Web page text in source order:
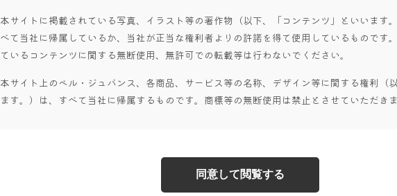
本サイトに掲載されている写真、イラスト等の著作物（以下、「コンテンツ」といいます
べて当社に帰属しているか、当社が正当な権利者よりの許諾を得て使用しているものです
ているコンテンツに関する無断使用、無許可での転載等は行わないでください。
本サイト上のベル・ジュバンス、各商品、サービス等の名称、デザイン等に関する権利（
ます。）は、すべて当社に帰属するものです。商標等の無断使用は禁止とさせていただきま
同意して閲覧する